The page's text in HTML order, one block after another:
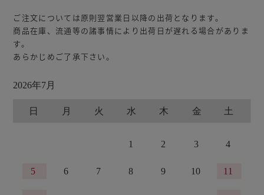
ご注文については原則翌営業日以降の出荷となります。
商品在庫、流通等の諸事情により出荷日が遅れる場合がありま
す。
あらかじめご了承下さい。